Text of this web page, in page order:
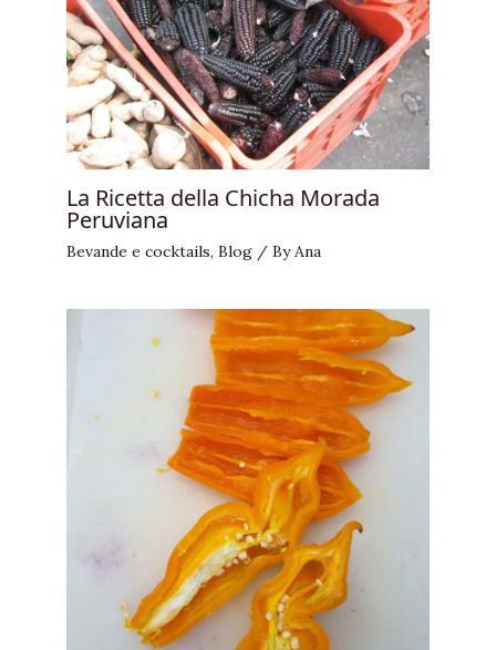
La Ricetta della Chicha Morada
Peruviana
Bevande e cocktails, Blog / ByAna